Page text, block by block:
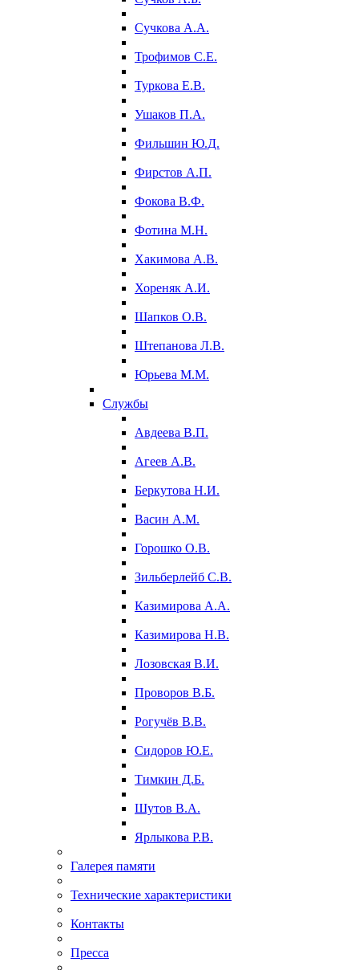
Сучкова А.А.
Трофимов С.Е.
Туркова Е.В.
Ушаков П.А.
Фильшин Ю.Д.
Фирстов А.П.
Фокова В.Ф.
Фотина М.Н.
Хакимова А.В.
Хореняк А.И.
Шапков О.В.
Штепанова Л.В.
Юрьева М.М.
Службы
Авдеева В.П.
Агеев А.В.
Беркутова Н.И.
Васин А.М.
Горошко О.В.
Зильберлейб С.В.
Казимирова А.А.
Казимирова Н.В.
Лозовская В.И.
Проворов В.Б.
Рогучёв В.В.
Сидоров Ю.Е.
Тимкин Д.Б.
Шутов В.А.
Ярлыкова Р.В.
Галерея памяти
Технические характеристики
Контакты
Пресса